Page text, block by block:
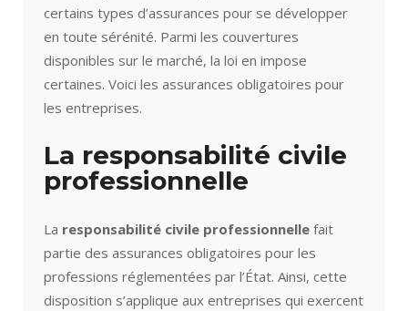
certains types d’assurances pour se développer
en toute sérénité. Parmi les couvertures
disponibles sur le marché, la loi en impose
certaines. Voici les assurances obligatoires pour
les entreprises.
La responsabilité civile
professionnelle
La responsabilité civile professionnelle fait
partie des assurances obligatoires pour les
professions réglementées par l’État. Ainsi, cette
disposition s’applique aux entreprises qui exercent